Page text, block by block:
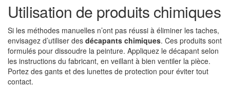
Utilisation de produits chimiques
Si les méthodes manuelles n’ont pas réussi à éliminer les taches,
envisagez d’utiliser des décapants chimiques. Ces produits sont
formulés pour dissoudre la peinture. Appliquez le décapant selon
les instructions du fabricant, en veillant à bien ventiler la pièce.
Portez des gants et des lunettes de protection pour éviter tout
contact.